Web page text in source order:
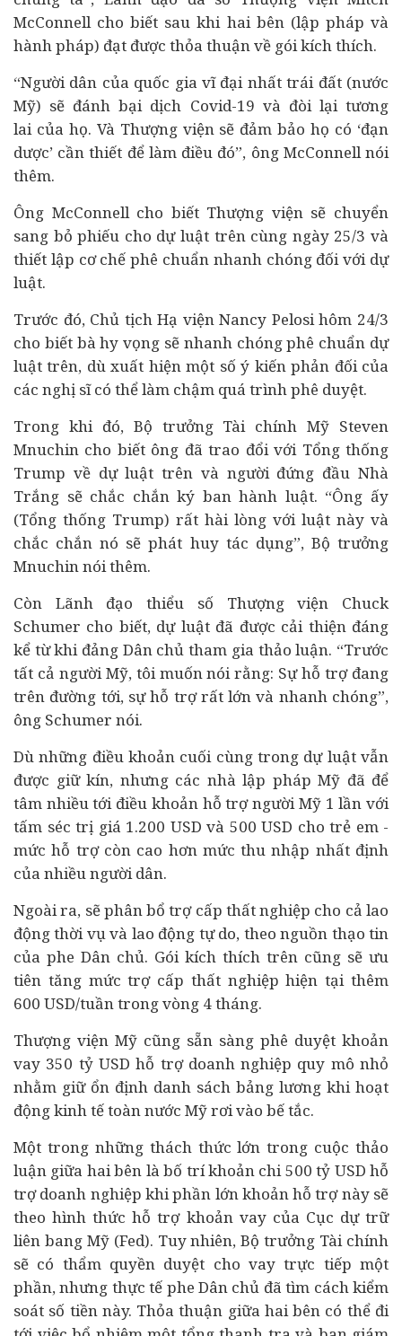
McConnell cho biết sau khi hai bên (lập pháp và
hành pháp) đạt được thỏa thuận về gói kích thích.
“Người dân của quốc gia vĩ đại nhất trái đất (nước
Mỹ) sẽ đánh bại dịch Covid-19 và đòi lại tương
lai của họ. Và Thượng viện sẽ đảm bảo họ có ‘đạn
dược’ cần thiết để làm điều đó”, ông McConnell nói
thêm.
Ông McConnell cho biết Thượng viện sẽ chuyển
sang bỏ phiếu cho dự luật trên cùng ngày 25/3 và
thiết lập cơ chế phê chuẩn nhanh chóng đối với dự
luật.
Trước đó, Chủ tịch Hạ viện Nancy Pelosi hôm 24/3
cho biết bà hy vọng sẽ nhanh chóng phê chuẩn dự
luật trên, dù xuất hiện một số ý kiến phản đối của
các nghị sĩ có thể làm chậm quá trình phê duyệt.
Trong khi đó, Bộ trưởng Tài chính Mỹ Steven
Mnuchin cho biết ông đã trao đổi với Tổng thống
Trump về dự luật trên và người đứng đầu Nhà
Trắng sẽ chắc chắn ký ban hành luật. “Ông ấy
(Tổng thống Trump) rất hài lòng với luật này và
chắc chắn nó sẽ phát huy tác dụng”, Bộ trưởng
Mnuchin nói thêm.
Còn Lãnh đạo thiểu số Thượng viện Chuck
Schumer cho biết, dự luật đã được cải thiện đáng
kể từ khi đảng Dân chủ tham gia thảo luận. “Trước
tất cả người Mỹ, tôi muốn nói rằng: Sự hỗ trợ đang
trên đường tới, sự hỗ trợ rất lớn và nhanh chóng”,
ông Schumer nói.
Dù những điều khoản cuối cùng trong dự luật vẫn
được giữ kín, nhưng các nhà lập pháp Mỹ đã để
tâm nhiều tới điều khoản hỗ trợ người Mỹ 1 lần với
tấm séc trị giá 1.200 USD và 500 USD cho trẻ em -
mức hỗ trợ còn cao hơn mức thu nhập nhất định
của nhiều người dân.
Ngoài ra, sẽ phân bổ trợ cấp thất nghiệp cho cả lao
động thời vụ và lao động tự do, theo nguồn thạo tin
của phe Dân chủ. Gói kích thích trên cũng sẽ ưu
tiên tăng mức trợ cấp thất nghiệp hiện tại thêm
600 USD/tuần trong vòng 4 tháng.
Thượng viện Mỹ cũng sẵn sàng phê duyệt khoản
vay 350 tỷ USD hỗ trợ doanh nghiệp quy mô nhỏ
nhằm giữ ổn định danh sách bảng lương khi hoạt
độngkinh tếtoàn nước Mỹ rơi vào bế tắc.
Một trong những thách thức lớn trong cuộc thảo
luận giữa hai bên là bố trí khoản chi 500 tỷ USD hỗ
trợ doanh nghiệp khi phần lớn khoản hỗ trợ này sẽ
theo hình thức hỗ trợ khoản vay của Cục dự trữ
liên bang Mỹ (Fed). Tuy nhiên, Bộ trưởng Tài chính
sẽ có thẩm quyền duyệt cho vay trực tiếp một
phần, nhưng thực tế phe Dân chủ đã tìm cách kiểm
soát số tiền này. Thỏa thuận giữa hai bên có thể đi